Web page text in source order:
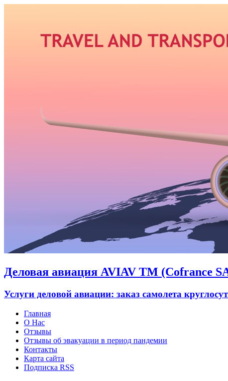
Деловая авиация AVIAV TM (Cofrance
Услуги деловой авиации: заказ самолета
Главная
О Нас
Отзывы
Отзывы об эвакуации в период пандемии
Контакты
Карта сайта
Подписка RSS
Узнать больше.